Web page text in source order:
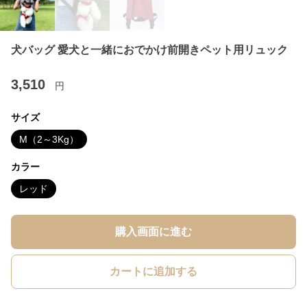
犬バッグ 愛犬と一緒におでかけ前開きペット用リュック
3,510 円
サイズ
M（2～3Kg）
カラー
レッド
購入画面に進む
カートに追加する